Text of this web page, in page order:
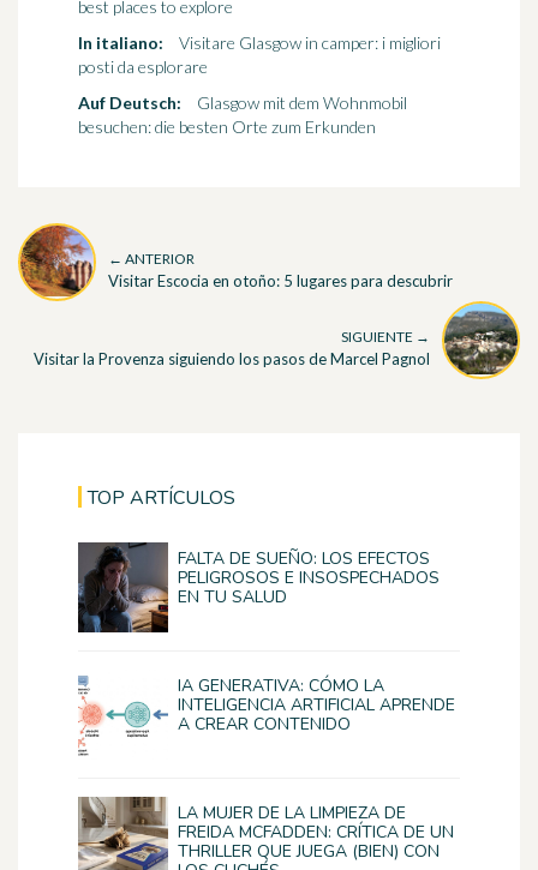
best places to explore
In italiano:
Visitare Glasgow in camper: i migliori
posti da esplorare
Auf Deutsch:
Glasgow mit dem Wohnmobil
besuchen: die besten Orte zum Erkunden
← ANTERIOR
Visitar Escocia en otoño: 5 lugares para descubrir
SIGUIENTE →
Visitar la Provenza siguiendo los pasos de Marcel Pagnol
TOP ARTÍCULOS
FALTA DE SUEÑO: LOS EFECTOS
PELIGROSOS E INSOSPECHADOS
EN TU SALUD
IA GENERATIVA: CÓMO LA
INTELIGENCIA ARTIFICIAL APRENDE
A CREAR CONTENIDO
LA MUJER DE LA LIMPIEZA DE
FREIDA MCFADDEN: CRÍTICA DE UN
THRILLER QUE JUEGA (BIEN) CON